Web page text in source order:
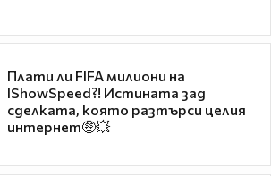
Плати ли FIFA милиони на
IShowSpeed?! Истината зад
сделката, която разтърси целия
интернет🤑💥